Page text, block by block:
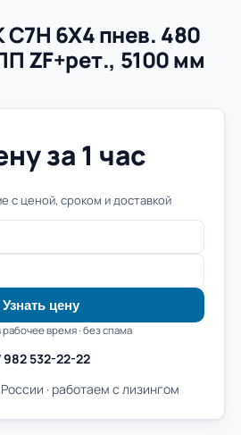
C7H 6Х4 пнев. 480
ZF+рет., 5100 мм
за 1 час
с ценой, сроком и доставкой
Узнать цену
время · без спама
982 532-22-22
· работаем с лизингом